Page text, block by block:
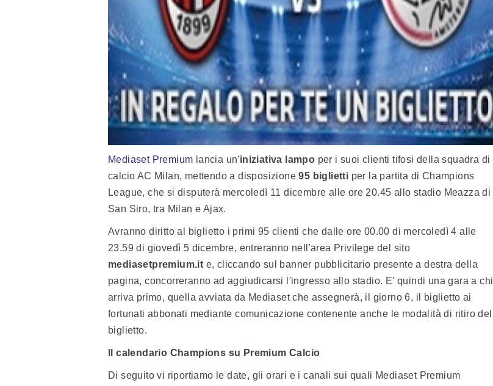
Mediaset Premium lancia un'iniziativa lampo per i suoi clienti tifosi della squadra di
calcio AC Milan, mettendo a disposizione95 biglietti per la partita di Champions
League, che si disputerà mercoledì 11 dicembre alle ore 20.45 allo stadio Meazza di
San Siro, tra Milan e Ajax.
Avranno diritto al biglietto i primi 95 clienti che dalle ore 00.00 di mercoledì 4 alle
23.59 di giovedì 5 dicembre, entreranno nell'area Privilege del sito
mediasetpremium.it e, cliccando sul banner pubblicitario presente a destra della
pagina, concorreranno ad aggiudicarsi l'ingresso allo stadio. E' quindi una gara a chi
arriva primo, quella avviata da Mediaset che assegnerà, il giorno 6, il biglietto ai
fortunati abbonati mediante comunicazione contenente anche le modalità di ritiro del
biglietto.
Il calendario Champions su Premium Calcio
Di seguito vi riportiamo le date, gli orari e i canali sui quali Mediaset Premium